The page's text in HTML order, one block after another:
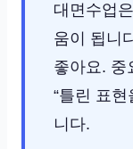
대면수업
움이 됩니
좋아요. 중
“틀린 표
니다.